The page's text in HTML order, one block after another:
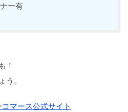
ー有
！
う。
マース公式サイト